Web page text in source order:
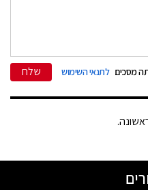
מסכים לתנאי השימוש שלח